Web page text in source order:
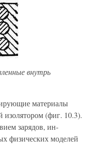
внутрь
мате­риалы
изолятором (фиг. 10.3).
зарядов, ин­
физических моделей